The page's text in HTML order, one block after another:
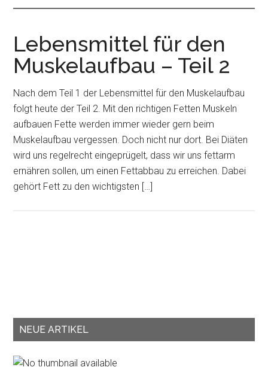
Lebensmittel für den
Muskelaufbau – Teil 2
Nach dem Teil 1 der Lebensmittel für den Muskelaufbau
folgt heute der Teil 2. Mit den richtigen Fetten Muskeln
aufbauen Fette werden immer wieder gern beim
Muskelaufbau vergessen. Doch nicht nur dort. Bei Diäten
wird uns regelrecht eingeprügelt, dass wir uns fettarm
ernähren sollen, um einen Fettabbau zu erreichen. Dabei
gehört Fett zu den wichtigsten […]
NEUE ARTIKEL